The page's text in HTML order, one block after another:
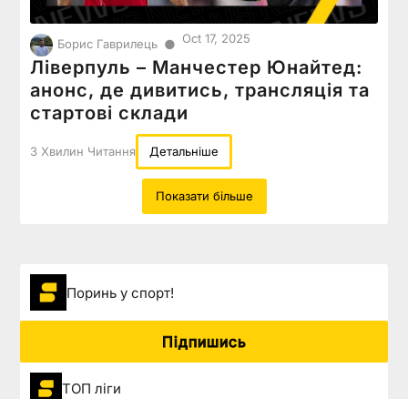
Борис Гаврилець ● Oct 17, 2025
Ліверпуль – Манчестер Юнайтед:
анонс, де дивитись, трансляція та
стартові склади
3 Хвилин Читання Детальніше
Показати більше
Поринь у спорт!
Підпишись
ТОП ліги